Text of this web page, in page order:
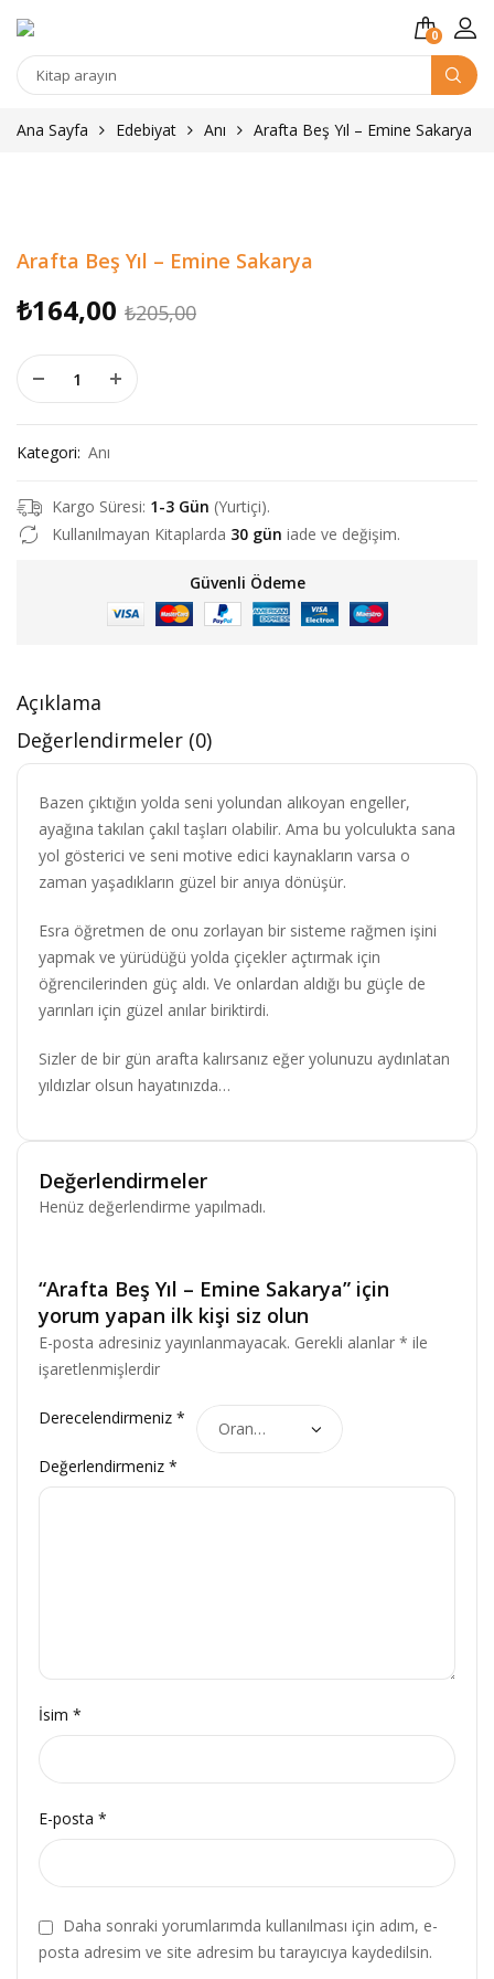
0
Kitap
Ana Sayfa
Edebiyat Anı Arafta Beş Yıl – Emine Sakarya
Arafta Beş Yıl – Emine Sakarya
₺205,00Orijinal
₺164,00
Şu
Arafta Beş Yıl - Emine Sakarya adet
Kategori: Anı
Kargo Süresi: 1-3 Gün (Yurtiçi).
Kullanılmayan Kitaplarda 30 gün iade ve değişim.
Güvenli Ödeme
Açıklama
Değerlendirmeler (0)
Bazen çıktığın yolda seni yolundan alıkoyan engeller,
ayağına takılan çakıl taşları olabilir. Ama bu yolculukta sana
yol gösterici ve seni motive edici kaynakların varsa o
zaman yaşadıkların güzel bir anıya dönüşür.
Esra öğretmen de onu zorlayan bir sisteme rağmen işini
yapmak ve yürüdüğü yolda çiçekler açtırmak için
öğrencilerinden güç aldı. Ve onlardan aldığı bu güçle de
yarınları için güzel anılar biriktirdi.
Sizler de bir gün arafta kalırsanız eğer yolunuzu aydınlatan
yıldızlar olsun hayatınızda…
Değerlendirmeler
Henüz değerlendirme yapılmadı.
“Arafta Beş Yıl – Emine Sakarya” için
yorum yapan ilk kişi siz olun
E-posta adresiniz yayınlanmayacak. Gerekli alanlar * ile
işaretlenmişlerdir
Derecelendirmeniz *
Değerlendirmeniz *
İsim *
E-posta *
Daha sonraki yorumlarımda kullanılması için adım, e-
posta adresim ve site adresim bu tarayıcıya kaydedilsin.